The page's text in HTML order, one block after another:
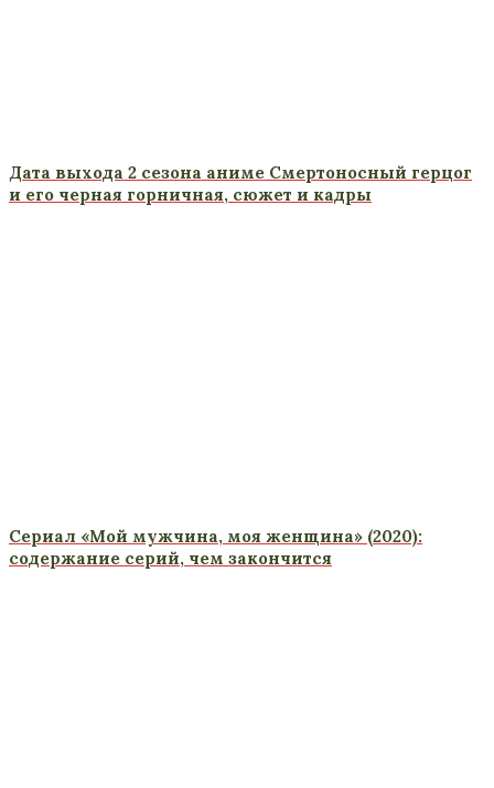
Дата выхода 2 сезона аниме Смертоносный герцог
и его черная горничная, сюжет и кадры
Сериал «Мой мужчина, моя женщина» (2020):
содержание серий, чем закончится